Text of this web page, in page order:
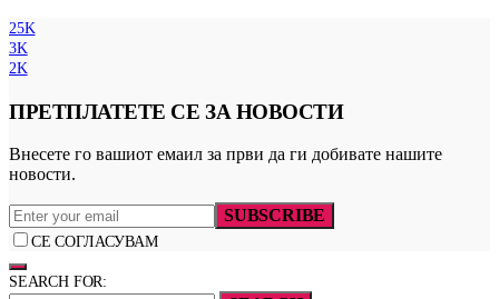
25K
3K
2K
ПРЕТПЛАТЕТЕ СЕ ЗА НОВОСТИ
Внесете го вашиот емаил за први да ги добивате нашите
новости.
SUBSCRIBE
СЕ СОГЛАСУВАМ
SEARCH FOR: